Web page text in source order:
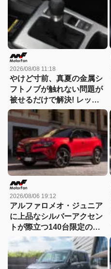
2026/08/08 11:18
やけど寸前、真夏の金属シ
フトノブが触れない問題が
被せるだけで解決! レッツ
ォのシリコンカバーが夏も
冬も快適すぎる! 【CAR
MONO図鑑】
2026/08/06 19:12
アルファロメオ・ジュニア
に上品なシルバーアクセン
トが際立つ140台限定の
「スポルト スペチアーレ」
が登場！